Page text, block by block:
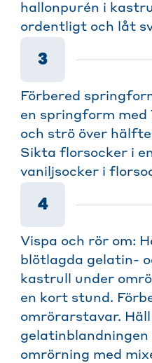
hallonpurén i
ordentligt och låt
3
Förbered
en springform med
och strö över
Sikta florsocker i
vaniljsocker i
4
Vispa och rör om:
blötlagda gelatin-
kastrull under
en kort stund.
omrörarstavar.
omrörning med